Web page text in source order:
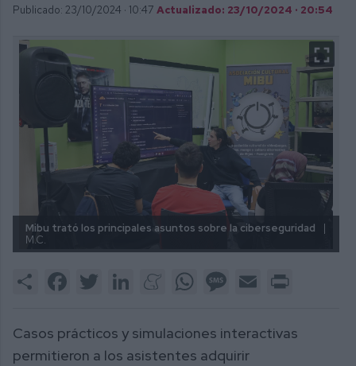
Publicado: 23/10/2024 · 10:47 Actualizado: 23/10/2024 · 20:54
Mibu trató los principales asuntos sobre la ciberseguridad
|
M.C.
Share FacebookTwitter LinkedInMeneameWhatsAppMessage
Email
Casos prácticos y simulaciones interactivas
permitieron a los asistentes adquirir